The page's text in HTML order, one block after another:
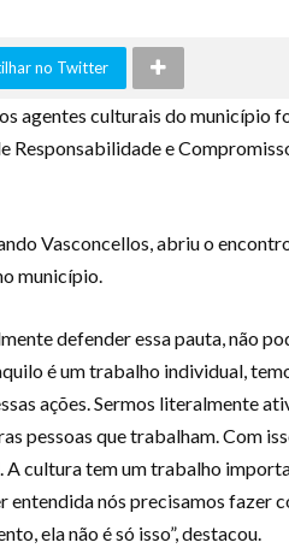
no Twitter
agentes culturais do município
Responsabilidade e
Vasconcellos, abriu o
município.
defender essa pauta, não
é um trabalho individual,
ações. Sermos literalmente
pessoas que trabalham. Com
A cultura tem um trabalho
entendida nós precisamos fazer
ela não é só isso”, destacou.